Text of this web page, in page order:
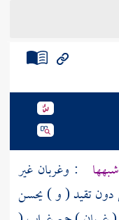
: وغربان غير
دون تقيد ( و ) يحسن